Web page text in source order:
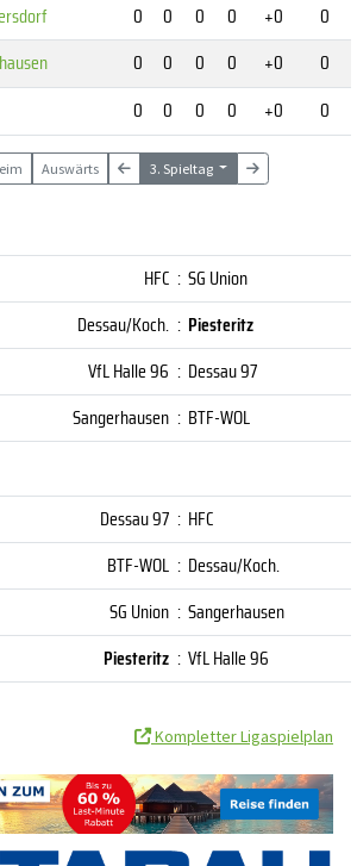
0 0 0 0 +0
0
0 0 0 0 +0
0
0 0 0 0 +0 0
Auswärts 3. Spieltag
HFC : SG Union
Dessau/Koch. : Piesteritz
VfL Halle 96 : Dessau 97
Sangerhausen : BTF-WOL
Dessau 97 : HFC
BTF-WOL : Dessau/Koch.
SG Union : Sangerhausen
Piesteritz : VfL Halle 96
Kompletter Ligaspielplan